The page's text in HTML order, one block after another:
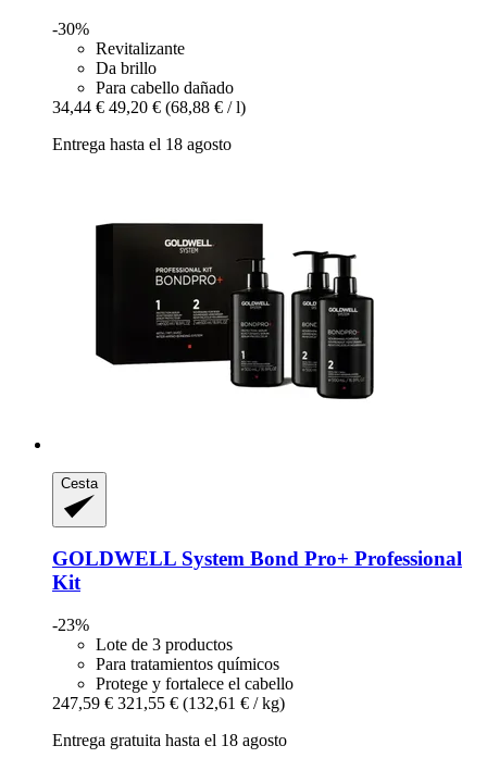
-30%
Revitalizante
Da brillo
Para cabello dañado
34,44 € 49,20 € (68,88 € / l)
Entrega hasta el 18 agosto
Cesta
GOLDWELL System Bond Pro+ Professional
Kit
-23%
Lote de 3 productos
Para tratamientos químicos
Protege y fortalece el cabello
247,59 € 321,55 € (132,61 € / kg)
Entrega gratuita hasta el 18 agosto